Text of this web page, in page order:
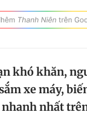
khó khăn,
xe máy,
nhất